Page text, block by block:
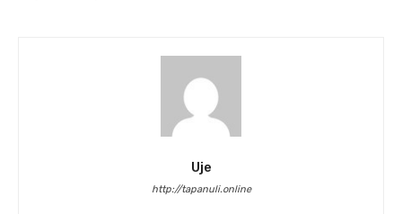
Uje
http://tapanuli.online